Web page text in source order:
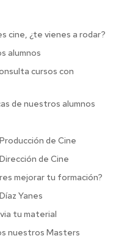
cine, ¿te vienes a rodar?
alumnos
cursos con
de nuestros alumnos
de Cine
de Cine
mejorar tu formación?
Yanes
tu material
nuestros Masters